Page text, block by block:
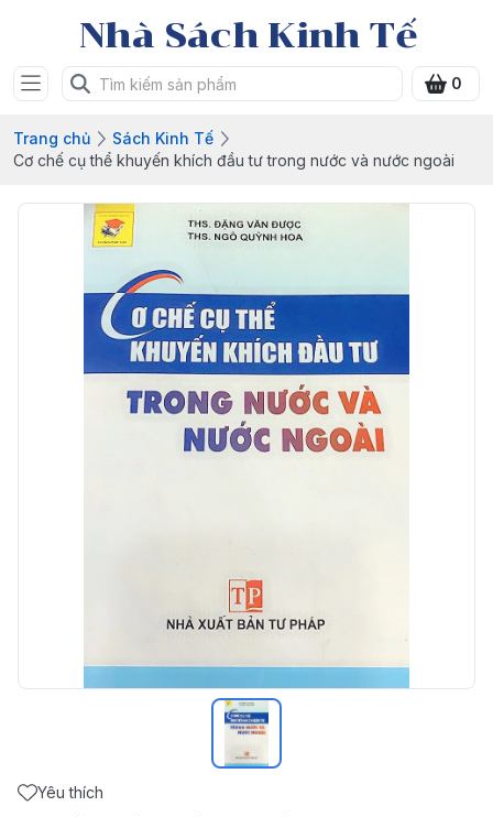
Nhà Sách Kinh Tế
0
Trang chủ
Sách Kinh Tế
Cơ chế cụ thể khuyến khích đầu tư trong nước và nước ngoài
Yêu thích